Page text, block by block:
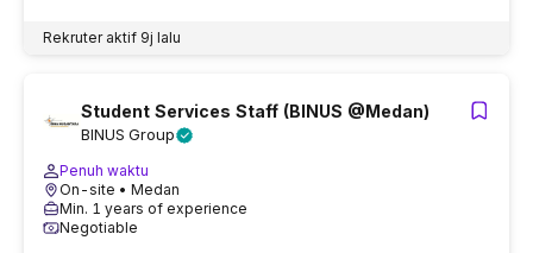
Rekruter aktif 9j lalu
Student Services Staff (BINUS @Medan)
BINUS Group
Penuh waktu
On-site • Medan
Min. 1 years of experience
Negotiable